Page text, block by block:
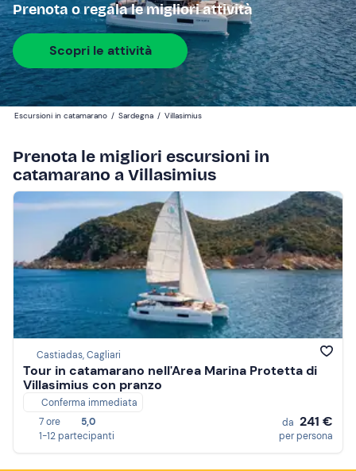
Prenota o regala le migliori attività
Scopri le attività
Escursioni in catamarano / Sardegna / Villasimius
Prenota le migliori escursioni in
catamarano a Villasimius
Castiadas, Cagliari
Tour in catamarano nell'Area Marina Protetta di
Villasimius con pranzo
Conferma immediata
7 ore
5,0
1-12 partecipanti
da 241 €
per persona